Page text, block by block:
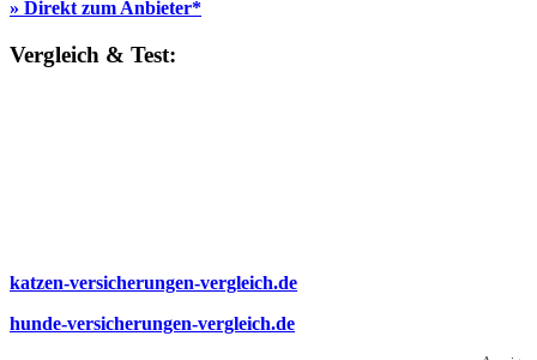
» Direkt zum Anbieter*
Vergleich & Test:
katzen-versicherungen-vergleich.de
hunde-versicherungen-vergleich.de